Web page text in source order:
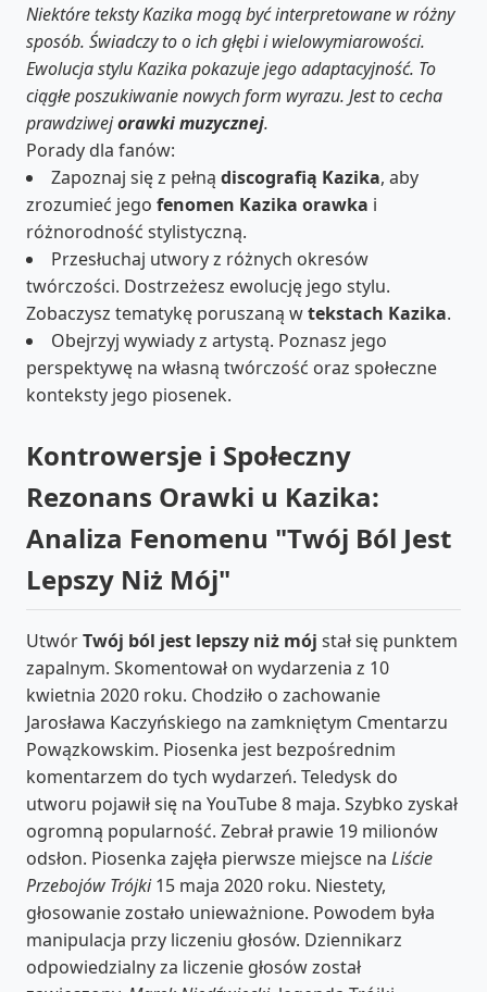
Niektóre teksty Kazika mogą być interpretowane w różny
sposób. Świadczy to o ich głębi i wielowymiarowości.
Ewolucja stylu Kazika pokazuje jego adaptacyjność. To
ciągłe poszukiwanie nowych form wyrazu. Jest to cecha
prawdziwejorawki muzycznej.
Porady dla fanów:
Zapoznaj się z pełną discografią Kazika, aby
zrozumieć jego fenomen Kazika orawka i
różnorodność stylistyczną.
Przesłuchaj utwory z różnych okresów
twórczości. Dostrzeżesz ewolucję jego stylu.
Zobaczysz tematykę poruszaną wtekstach Kazika.
Obejrzyj wywiady z artystą. Poznasz jego
perspektywę na własną twórczość oraz społeczne
konteksty jego piosenek.
Kontrowersje i Społeczny
Rezonans Orawki u Kazika:
Analiza Fenomenu "Twój Ból Jest
Lepszy Niż Mój"
UtwórTwój ból jest lepszy niż mój stał się punktem
zapalnym. Skomentował on wydarzenia z 10
kwietnia 2020 roku. Chodziło o zachowanie
Jarosława Kaczyńskiego na zamkniętym Cmentarzu
Powązkowskim. Piosenka jest bezpośrednim
komentarzem do tych wydarzeń. Teledysk do
utworu pojawił się na YouTube 8 maja. Szybko zyskał
ogromną popularność. Zebrał prawie 19 milionów
odsłon. Piosenka zajęła pierwsze miejsce na Liście
Przebojów Trójki15 maja 2020 roku. Niestety,
głosowanie zostało unieważnione. Powodem była
manipulacja przy liczeniu głosów. Dziennikarz
odpowiedzialny za liczenie głosów został